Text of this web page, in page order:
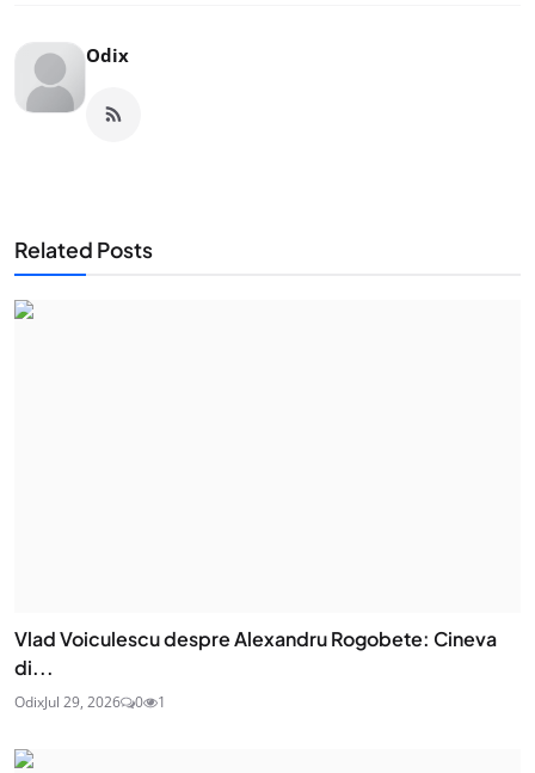
Odix
Related Posts
Vlad Voiculescu despre Alexandru Rogobete: Cineva
di...
OdixJul 29, 2026 0 1